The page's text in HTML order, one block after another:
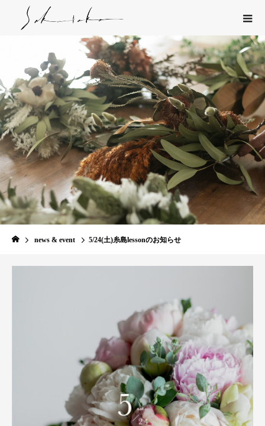
news & event 5/24(土)糸島lessonのお知らせ